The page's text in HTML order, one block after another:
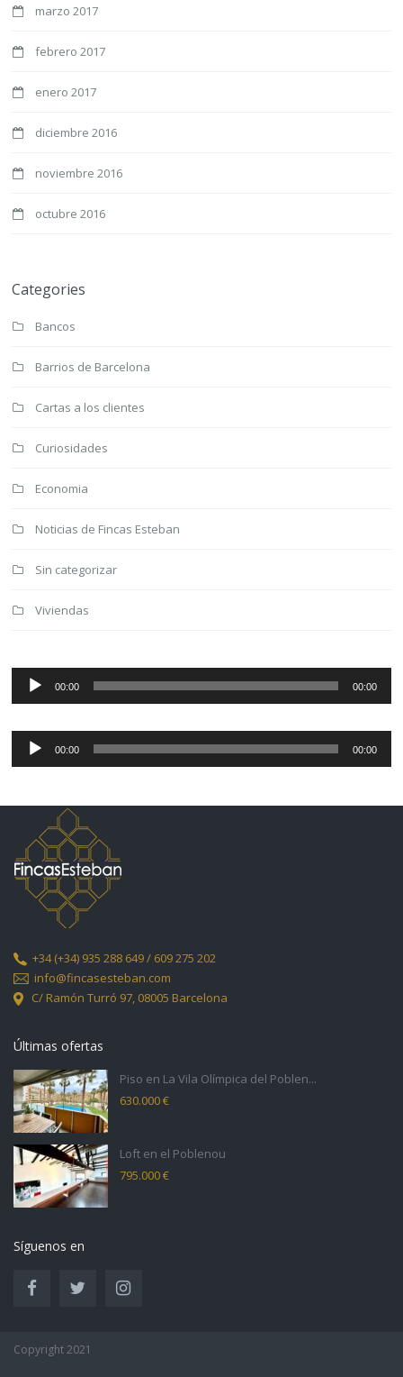
marzo 2017
febrero 2017
enero 2017
diciembre 2016
noviembre 2016
octubre 2016
Categories
Bancos
Barrios de Barcelona
Cartas a los clientes
Curiosidades
Economia
Noticias de Fincas Esteban
Sin categorizar
Viviendas
Reproductor
audio
00:00 00:00
Reproductor
audio
00:00 00:00
+34(+34) 935 288 649 / 609 275 202
info@fincasesteban.com
C/ Ramón Turró 97, 08005 Barcelona
Últimas ofertas
Piso en La Vila Olímpica del Poblen...
630.000 €
Loft en el Poblenou
795.000 €
Síguenos en
Copyright 2021